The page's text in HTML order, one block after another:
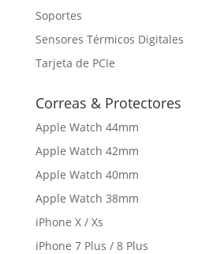
Soportes
Sensores Térmicos Digitales
Tarjeta de PCIe
Correas & Protectores
Apple Watch 44mm
Apple Watch 42mm
Apple Watch 40mm
Apple Watch 38mm
iPhone X / Xs
iPhone 7 Plus / 8 Plus